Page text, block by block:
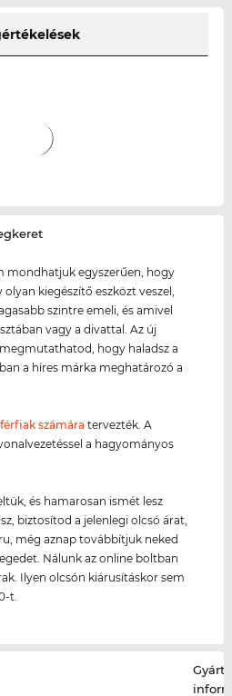
mondhatjuk egyszerűen, hogy
kiegészítő eszközt veszel,
szintre emeli, és amivel
vagy a divattal. Az új
hogy haladsz a
a híres márka meghatározó a
férfiak számára tervezték. A
a hagyományos
és hamarosan ismét lesz
biztosítod a jelenlegi olcsó árat,
még aznap továbbítjuk neked
Nálunk az online boltban
Ilyen olcsón kiárusításkor sem
t.